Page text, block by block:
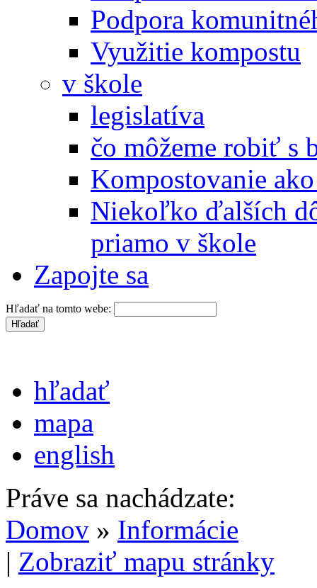
Podpora
Využitie kompostu
v škole
legislatíva
čo môžeme robiť s
Kompostovanie
Niekoľko ďalších
priamo v škole
Zapojte sa
Hľadať na tomto webe:
hľadať
mapa
english
Práve sa nachádzate:
Domov » Informácie
| Zobraziť mapu stránky